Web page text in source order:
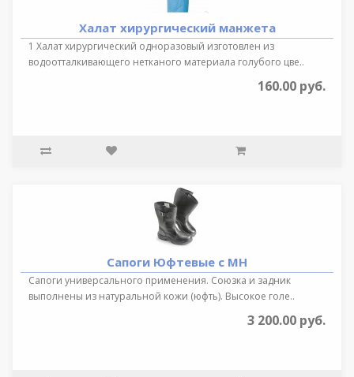
Халат хирургический манжета
1 Халат хирургический одноразовый изготовлен из
водоотталкивающего нетканого материала голубого цве..
160.00 руб.
Сапоги Юфтевые с МН
Сапоги универсального применения. Союзка и задник
выполнены из натуральной кожи (юфть). Высокое голе..
3 200.00 руб.